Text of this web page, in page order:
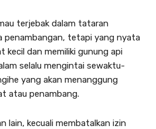
terjebak dalam tataran
penambangan, tetapi yang nyata
kecil dan memiliki gunung api
selalu mengintai sewaktu-
yang akan menanggung
atau penambang.
lain, kecuali membatalkan izin